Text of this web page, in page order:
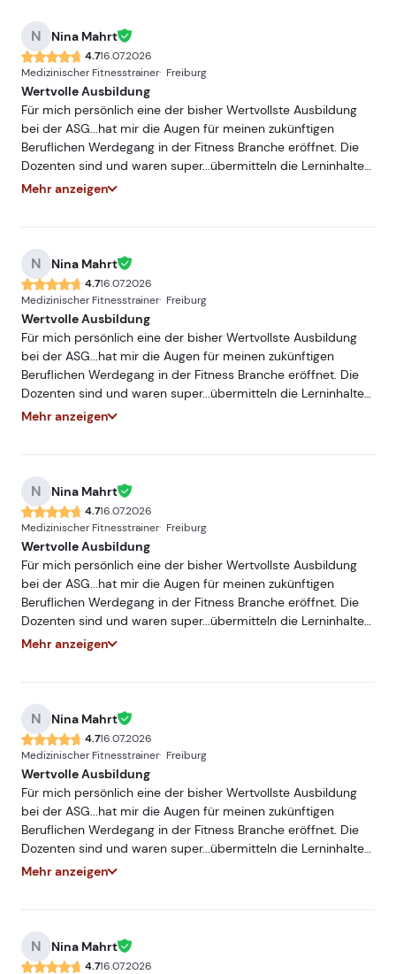
N Nina Mahrt
4.716.07.2026
Medizinischer Fitnesstrainer Freiburg
Wertvolle Ausbildung
Für mich persönlich eine der bisher Wertvollste Ausbildung
bei der ASG...hat mir die Augen für meinen zukünftigen
Beruflichen Werdegang in der Fitness Branche eröffnet. Die
Dozenten sind und waren super...übermitteln die Lerninhalte
sehr Praxisnah und mit hohem Fachwissen...würde und werde
Mehr anzeigen
N Nina Mahrt
4.716.07.2026
Medizinischer Fitnesstrainer Freiburg
Wertvolle Ausbildung
Für mich persönlich eine der bisher Wertvollste Ausbildung
bei der ASG...hat mir die Augen für meinen zukünftigen
Beruflichen Werdegang in der Fitness Branche eröffnet. Die
Dozenten sind und waren super...übermitteln die Lerninhalte
sehr Praxisnah und mit hohem Fachwissen...würde und werde
Mehr anzeigen
N Nina Mahrt
4.716.07.2026
Medizinischer Fitnesstrainer Freiburg
Wertvolle Ausbildung
Für mich persönlich eine der bisher Wertvollste Ausbildung
bei der ASG...hat mir die Augen für meinen zukünftigen
Beruflichen Werdegang in der Fitness Branche eröffnet. Die
Dozenten sind und waren super...übermitteln die Lerninhalte
sehr Praxisnah und mit hohem Fachwissen...würde und werde
Mehr anzeigen
N Nina Mahrt
4.716.07.2026
Medizinischer Fitnesstrainer Freiburg
Wertvolle Ausbildung
Für mich persönlich eine der bisher Wertvollste Ausbildung
bei der ASG...hat mir die Augen für meinen zukünftigen
Beruflichen Werdegang in der Fitness Branche eröffnet. Die
Dozenten sind und waren super...übermitteln die Lerninhalte
sehr Praxisnah und mit hohem Fachwissen...würde und werde
Mehr anzeigen
N Nina Mahrt
4.716.07.2026